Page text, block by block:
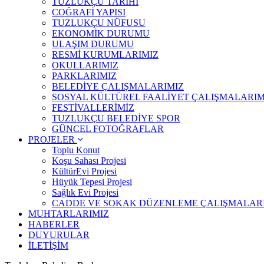
COĞRAFİ YAPISI
TUZLUKÇU NÜFUSU
EKONOMİK DURUMU
ULAŞIM DURUMU
RESMİ KURUMLARIMIZ
OKULLARIMIZ
PARKLARIMIZ
BELEDİYE ÇALIŞMALARIMIZ
SOSYAL KÜLTÜREL FAALİYET
FESTİVALLERİMİZ
TUZLUKÇU BELEDİYE SPOR
GÜNCEL FOTOĞRAFLAR
PROJELER
Toplu Konut
Koşu Sahası Projesi
KültürEvi Projesi
Hüyük Tepesi Projesi
Sağlık Evi Projesi
CADDE VE SOKAK DÜZENLEME
MUHTARLARIMIZ
HABERLER
DUYURULAR
İLETİŞİM